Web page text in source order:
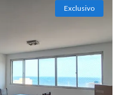
Exclusivo